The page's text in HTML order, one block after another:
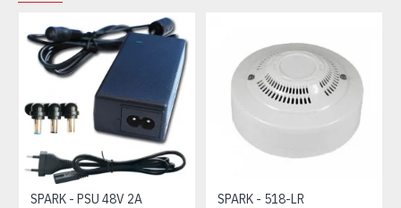
SPARK - PSU 48V 2A SPARK - 518-LR